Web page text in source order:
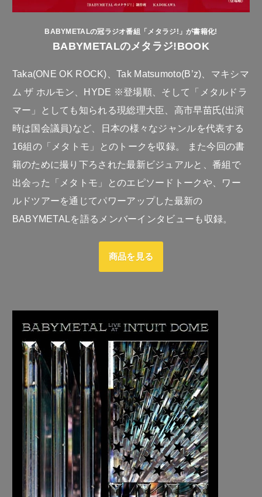
BABYMETALの冠ラジオ番組「メタラジ!」が書籍化!
BABYMETALのメタラジ!BOOK
Taka(ONE OK ROCK)、Tak Matsumoto(B’z)、マキシマ
ム ザ ホルモン、HYDE ※登場順、そして「メタルドラ
マー」としても知られる現総理大臣、高市早苗氏(出演
時は国会議員)など、日本の様々なジャンルを代表する
16組の「メタトモ」とのトークを収録。 また今回の書
籍のために撮り下ろされた最新ビジュアルと、番組で
出会った「メタトモ」とのエピソードトークや、ワー
ルドツアーを通じてパワーアップした最新の
BABYMETALを語るメンバーインタビューも収録。
商品を見る